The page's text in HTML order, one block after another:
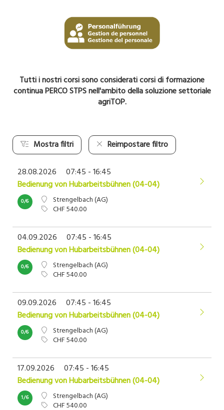
Tutti i nostri corsi sono considerati corsi di formazione
continua PERCO STPS nell'ambito della soluzione settoriale
agriTOP.
Mostra filtri Reimpostare filtro
28.08.2026
07:45 - 16:45
Bedienung von Hubarbeitsbühnen (04-04)
Strengelbach (AG)
CHF 540.00
0/6
04.09.2026
07:45 - 16:45
Bedienung von Hubarbeitsbühnen (04-04)
Strengelbach (AG)
CHF 540.00
0/6
09.09.2026
07:45 - 16:45
Bedienung von Hubarbeitsbühnen (04-04)
Strengelbach (AG)
CHF 540.00
0/6
17.09.2026
07:45 - 16:45
Bedienung von Hubarbeitsbühnen (04-04)
Strengelbach (AG)
CHF 540.00
1/6